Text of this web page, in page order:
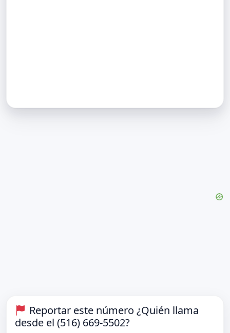
Reportar este número ¿Quién llama
desde el (516) 669-5502?